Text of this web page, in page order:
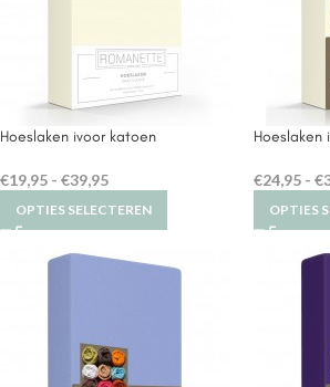
Hoeslaken ivoor katoen
€19,95 - €39,95
OPTIES SELECTEREN
Hoeslaken
€24,95 - €
OPTIES